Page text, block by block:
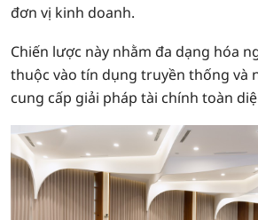
đơn vị kinh doanh.
Chiến lược này nhằm đa dạng hóa
thuộc vào tín dụng truyền thống và
cung cấp giải pháp tài chính toàn